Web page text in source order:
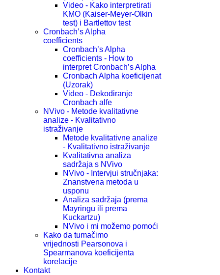
Video - Kako interpretirati
KMO (Kaiser-Meyer-Olkin
test) i Bartlettov test
Cronbach’s Alpha
coefficients
Cronbach’s Alpha
coefficients - How to
interpret Cronbach’s Alpha
Cronbach Alpha koeficijenat
(Uzorak)
Video - Dekodiranje
Cronbach alfe
NVivo - Metode kvalitativne
analize - Kvalitativno
istraživanje
Metode kvalitativne analize
- Kvalitativno istraživanje
Kvalitativna analiza
sadržaja s NVivo
NVivo - Intervjui stručnjaka:
Znanstvena metoda u
usponu
Analiza sadržaja (prema
Mayringu ili prema
Kuckartzu)
NVivo i mi možemo pomoći
Kako da tumačimo
vrijednosti Pearsonova i
Spearmanova koeficijenta
korelacije
Kontakt